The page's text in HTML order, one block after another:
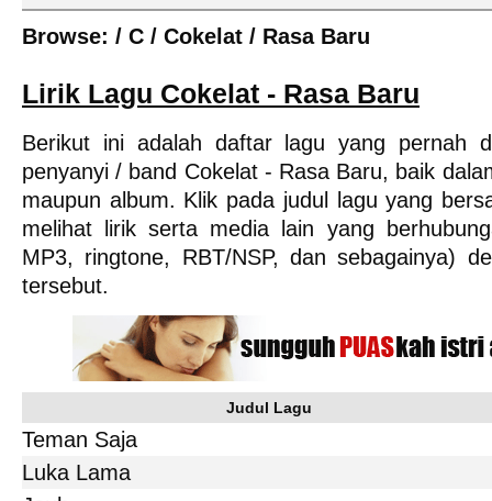
Browse: / C / Cokelat / Rasa Baru
Lirik Lagu Cokelat - Rasa Baru
Berikut ini adalah daftar lagu yang pernah
penyanyi / band Cokelat - Rasa Baru, baik
maupun album. Klik pada judul lagu yang
melihat lirik serta media lain yang
MP3, ringtone, RBT/NSP, dan sebagainya)
tersebut.
Judul Lagu
Teman Saja
Luka Lama